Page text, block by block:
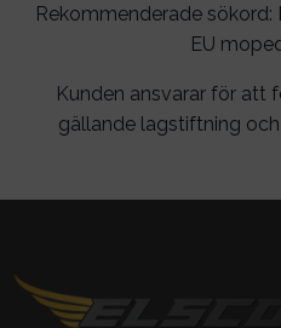
Rekommenderade sökord:
EU
Kunden ansvarar för att
gällande lagstiftning